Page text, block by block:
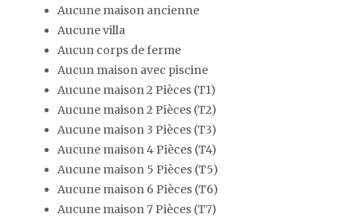
Aucune maison ancienne
Aucune villa
Aucun corps de ferme
Aucun maison avec piscine
Aucune maison 2 Pièces (T1)
Aucune maison 2 Pièces (T2)
Aucune maison 3 Pièces (T3)
Aucune maison 4 Pièces (T4)
Aucune maison 5 Pièces (T5)
Aucune maison 6 Pièces (T6)
Aucune maison 7 Pièces (T7)